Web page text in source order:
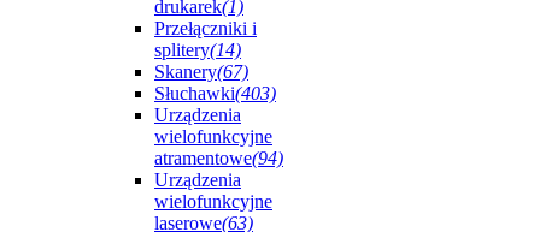
drukarek(1)
Przełączniki i
splitery(14)
Skanery(67)
Słuchawki(403)
Urządzenia
wielofunkcyjne
atramentowe(94)
Urządzenia
wielofunkcyjne
laserowe(63)